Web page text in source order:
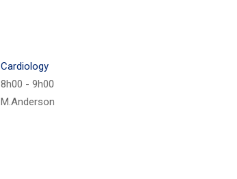
Cardiology
8h00 - 9h00
M.Anderson